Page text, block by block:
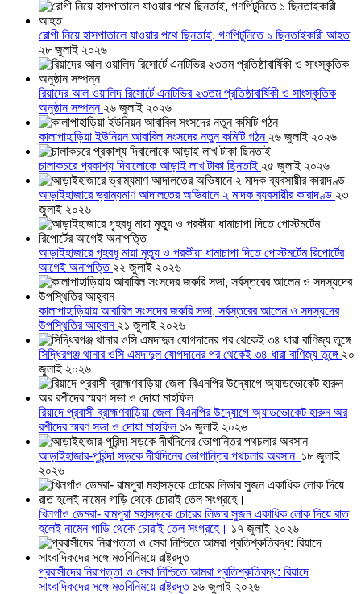
রোগী নিয়ে হাসপাতালে যাওয়ার পথে ছিনতাই, গণপিটুনিতে ১ ছিনতাইকারী আহত
২৮ জুলাই ২০২৬
রিয়াদের আল ওয়ালিদ রিসোর্টে এনটিভির ২৩তম প্রতিষ্ঠাবার্ষিকী ও সাংস্কৃতিক
অনুষ্ঠান সম্পন্ন ২৬ জুলাই ২০২৬
কালাপাহাড়িয়া ইউনিয়ন আবাবিল সংসদের নতুন কমিটি গঠন ২৬ জুলাই ২০২৬
চালাকচরে প্রকাশ্য দিবালোকে আড়াই লাখ টাকা ছিনতাই ২৫ জুলাই ২০২৬
আড়াইহাজারে ভ্রাম্যমাণ আদালতের অভিযানে ২ মাদক ব্যবসায়ীর কারাদণ্ড ২৩
জুলাই ২০২৬
আড়াইহাজারে গৃহবধূ মায়া মৃত্যু ও পরকীয়া ধামাচাপা দিতে পোস্টমর্টেম রিপোর্টের
আগেই অনাপত্তি ২২ জুলাই ২০২৬
কালাপাহাড়িয়ায় আবাবিল সংসদের জরুরি সভা, সর্বস্তরের আলেম ও সদস্যদের
উপস্থিতির আহ্বান ২১ জুলাই ২০২৬
সিদ্ধিরগঞ্জ থানার ওসি এমদাদুল যোগদানের পর থেকেই ৩৪ ধারা বাণিজ্য তুঙ্গে ২০
জুলাই ২০২৬
রিয়াদে প্রবাসী ব্রাহ্মণবাড়িয়া জেলা বিএনপির উদ্যোগে অ্যাডভোকেট হারুন অর
রশীদের স্মরণ সভা ও দোয়া মাহফিল ১৯ জুলাই ২০২৬
আড়াইহাজার-পুরিন্দা সড়কে দীর্ঘদিনের ভোগান্তির পথচলার অবসান ১৮ জুলাই
২০২৬
খিলগাঁও ডেমরা- রামপুরা মহাসড়কে চোরের লিডার সুজন একাধিক লোক দিয়ে রাত
হলেই নামেন গাড়ি থেকে চোরাই তেল সংগ্রহে। ১৭ জুলাই ২০২৬
প্রবাসীদের নিরাপত্তা ও সেবা নিশ্চিতে আমরা প্রতিশ্রুতিবদ্ধ: রিয়াদে
সাংবাদিকদের সঙ্গে মতবিনিময়ে রাষ্ট্রদূত ১৬ জুলাই ২০২৬